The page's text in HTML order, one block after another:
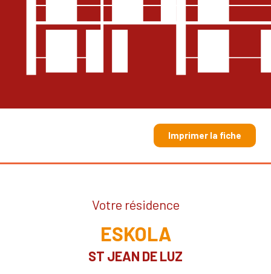
Imprimer la fiche
Votre résidence
ESKOLA
ST JEAN DE LUZ